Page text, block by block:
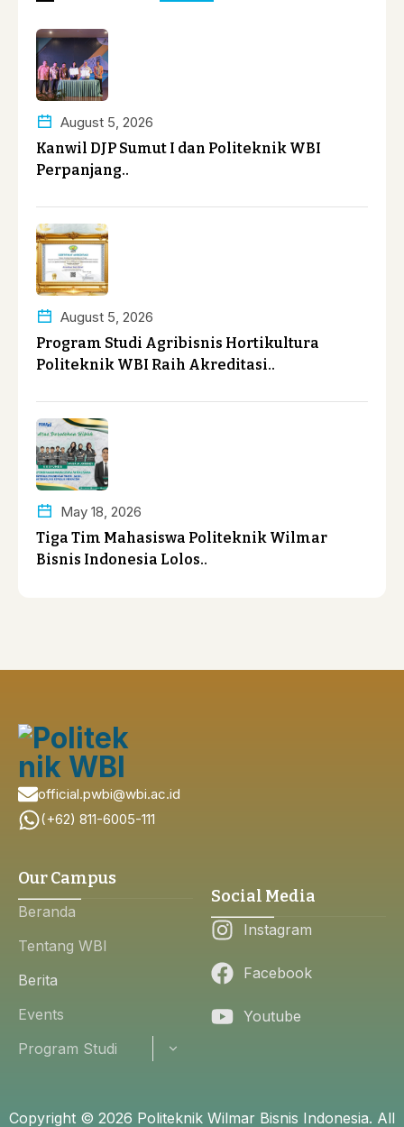
August 5, 2026
Kanwil DJP Sumut I dan Politeknik WBI
Perpanjang..
August 5, 2026
Program Studi Agribisnis Hortikultura
Politeknik WBI Raih Akreditasi..
May 18, 2026
Tiga Tim Mahasiswa Politeknik Wilmar
Bisnis Indonesia Lolos..
official.pwbi@wbi.ac.id
(+62) 811-6005-111
Our Campus
Beranda
Tentang WBI
Berita
Events
Program Studi
Social Media
Instagram
Facebook
Youtube
Copyright © 2026 Politeknik Wilmar Bisnis Indonesia. All